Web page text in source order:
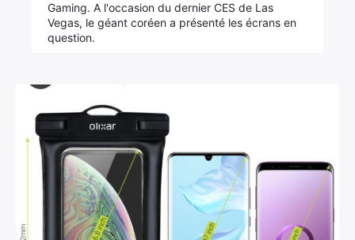
Gaming. A l'occasion du dernier CES de Las
Vegas, le géant coréen a présenté les écrans en
question.